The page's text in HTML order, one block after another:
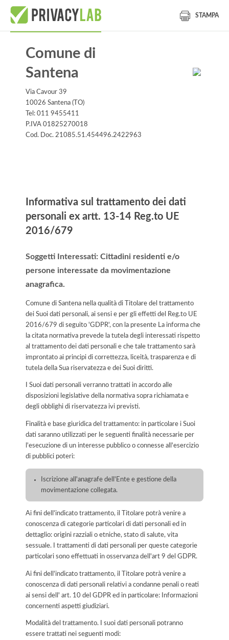
STAMPA
Comune di
Santena
Via Cavour 39
10026 Santena (TO)
Tel: 011 9455411
P.IVA 01825270018
Cod. Doc. 21085.51.454496.2422963
Informativa sul trattamento dei dati
personali ex artt. 13-14 Reg.to UE
2016/679
Soggetti Interessati: Cittadini residenti e/o
persone interessate da movimentazione
anagrafica.
Comune di Santena nella qualità di Titolare del trattamento
dei Suoi dati personali, ai sensi e per gli effetti del Reg.to UE
2016/679 di seguito 'GDPR', con la presente La informa che
la citata normativa prevede la tutela degli interessati rispetto
al trattamento dei dati personali e che tale trattamento sarà
improntato ai principi di correttezza, liceità, trasparenza e di
tutela della Sua riservatezza e dei Suoi diritti.
I Suoi dati personali verranno trattati in accordo alle
disposizioni legislative della normativa sopra richiamata e
degli obblighi di riservatezza ivi previsti.
Finalità e base giuridica del trattamento: in particolare i Suoi
dati saranno utilizzati per le seguenti finalità necessarie per
l'esecuzione di un interesse pubblico o connesse all'esercizio
di pubblici poteri:
Iscrizione all'anagrafe dell'Ente e gestione della
movimentazione collegata.
Ai fini dell'indicato trattamento, il Titolare potrà venire a
conoscenza di categorie particolari di dati personali ed in
dettaglio: origini razziali o etniche, stato di salute, vita
sessuale. I trattamenti di dati personali per queste categorie
particolari sono effettuati in osservanza dell'art 9 del GDPR.
Ai fini dell'indicato trattamento, il Titolare potrà venire a
conoscenza di dati personali relativi a condanne penali o reati
ai sensi dell' art. 10 del GDPR ed in particolare: Informazioni
concernenti aspetti giudiziari.
Modalità del trattamento. I suoi dati personali potranno
essere trattati nei seguenti modi: